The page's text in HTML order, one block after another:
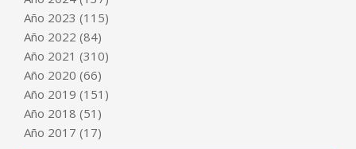
Año 2023 (115)
Año 2022 (84)
Año 2021 (310)
Año 2020 (66)
Año 2019 (151)
Año 2018 (51)
Año 2017 (17)